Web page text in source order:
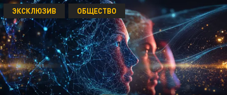
ЭКСКЛЮЗИВ ОБЩЕСТВО